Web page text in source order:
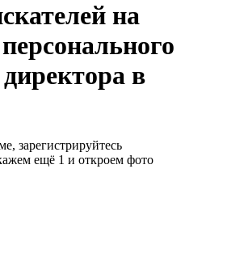
на
директора в
зарегистрируйтесь
ещё 1 и откроем фото